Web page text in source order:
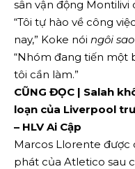
sân vận động Montilivi
“Tôi tự hào về công
nay,” Koke nói ngôi
“Nhóm đang tiến một
tôi cần làm.”
CŨNG ĐỌC | Salah
loạn của Liverpool
– HLV Ai Cập
Marcos Llorente được
phát của Atletico sau